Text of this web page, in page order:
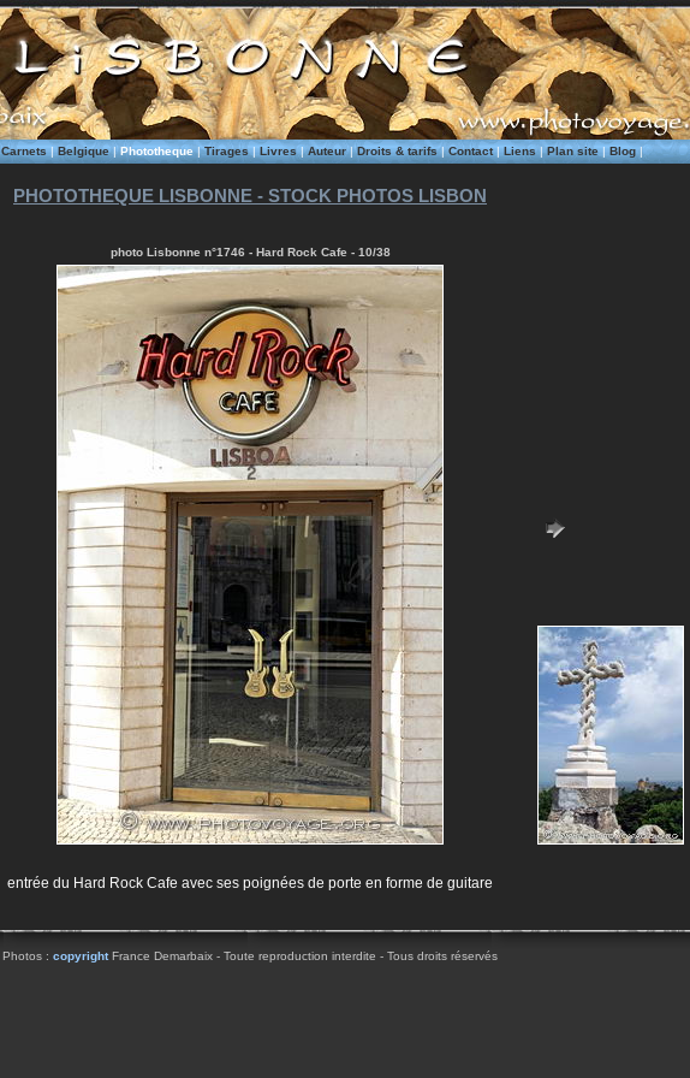
Carnets|Belgique|Phototheque|Tirages|Livres|Auteur|Droits & tarifs|Contact|Liens|Plan site|Blog|
PHOTOTHEQUE LISBONNE - STOCK PHOTOS LISBON
photo Lisbonne n°1746 - Hard Rock Cafe - 10/38
entrée du Hard Rock Cafe avec ses poignées de porte en forme de guitare
Photos : copyrightFrance Demarbaix - Toute reproduction interdite - Tous droits réservés